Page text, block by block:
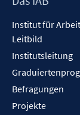
Institut für
Leitbild
Institutsleitung
Befragungen
Projekte